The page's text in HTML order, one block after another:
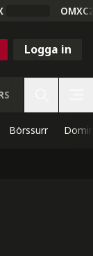
Logga in
Börssurr